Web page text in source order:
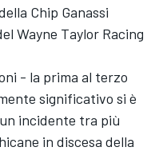
Chip Ganassi
Wayne Taylor Racing
- la prima al terzo
significativo si è
incidente tra più
in discesa della